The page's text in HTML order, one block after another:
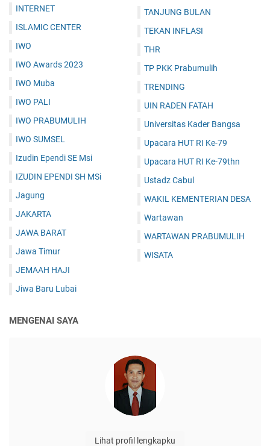
INTERNET
ISLAMIC CENTER
IWO
IWO Awards 2023
IWO Muba
IWO PALI
IWO PRABUMULIH
IWO SUMSEL
Izudin Ependi SE Msi
IZUDIN EPENDI SH MSi
Jagung
JAKARTA
JAWA BARAT
Jawa Timur
JEMAAH HAJI
Jiwa Baru Lubai
TANJUNG BULAN
TEKAN INFLASI
THR
TP PKK Prabumulih
TRENDING
UIN RADEN FATAH
Universitas Kader Bangsa
Upacara HUT RI Ke-79
Upacara HUT RI Ke-79thn
Ustadz Cabul
WAKIL KEMENTERIAN DESA
Wartawan
WARTAWAN PRABUMULIH
WISATA
MENGENAI SAYA
Lihat profil lengkapku